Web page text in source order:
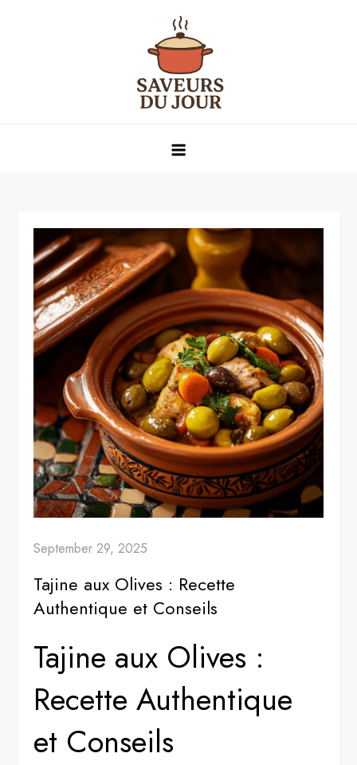
September 29, 2025
Tajine aux Olives : Recette
Authentique et Conseils
Tajine aux Olives :
Recette Authentique
et Conseils